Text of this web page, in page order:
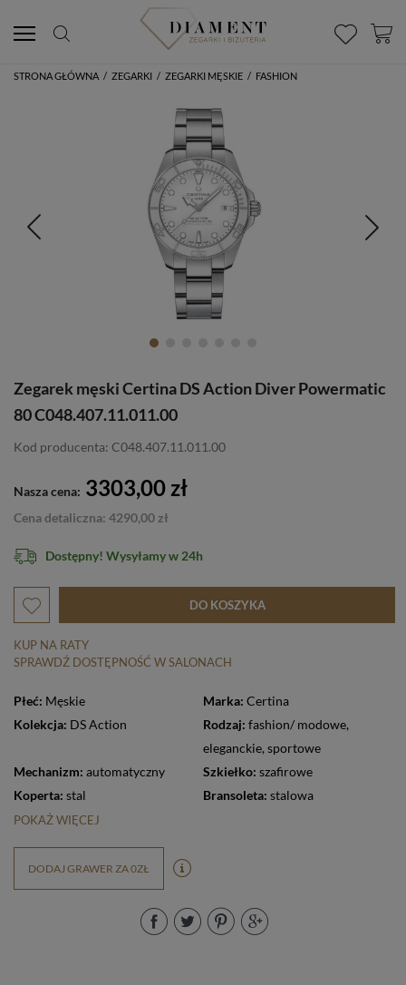
STRONA GŁÓWNA / ZEGARKI / ZEGARKI MĘSKIE / FASHION
Zegarek męski Certina DS Action Diver Powermatic
80 C048.407.11.011.00
Kod producenta: C048.407.11.011.00
Nasza cena: 3303,00 zł
Cena detaliczna: 4290,00 zł
Dostępny! Wysyłamy w 24h
DO KOSZYKA
KUP NA RATY
SPRAWDŹ DOSTĘPNOŚĆ W SALONACH
Płeć: Męskie Marka: Certina
Kolekcja: DS Action Rodzaj: fashion/ modowe,
eleganckie, sportowe
Mechanizm: automatyczny Szkiełko: szafirowe
Koperta: stal Bransoleta: stalowa
POKAŻ WIĘCEJ
DODAJ GRAWER ZA 0ZŁ